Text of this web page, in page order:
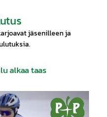
jäsenilleen ja
alkaa taas